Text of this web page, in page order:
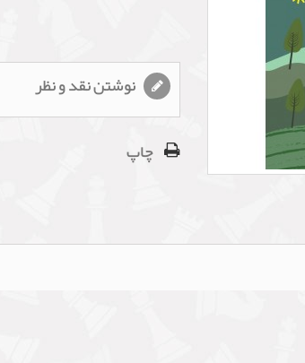
نوشتن نقد و نظر
چاپ